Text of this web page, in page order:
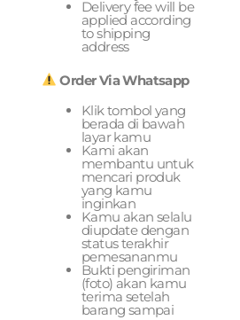
Delivery fee will be
applied according
to shipping
address
Order Via Whatsapp
Klik tombol yang
berada di bawah
layar kamu
Kami akan
membantu untuk
mencari produk
yang kamu
inginkan
Kamu akan selalu
diupdate dengan
status terakhir
pemesananmu
Bukti pengiriman
(foto) akan kamu
terima setelah
barang sampai